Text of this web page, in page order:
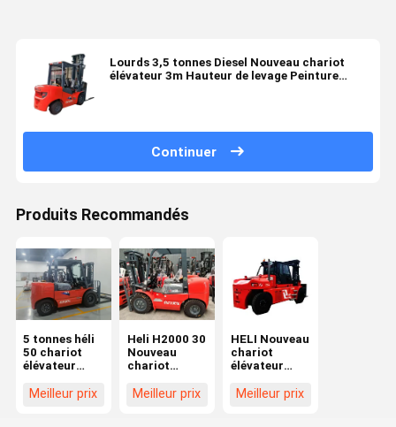
Lourds 3,5 tonnes Diesel Nouveau chariot
élévateur 3m Hauteur de levage Peinture
Continuer
Produits Recommandés
5 tonnes héli
50 chariot
élévateur
mètres
Meilleur prix
Heli H2000 30
Nouveau
chariot
tonnes 3m
Meilleur prix
HELI Nouveau
chariot
élévateur
tonnes
Meilleur prix